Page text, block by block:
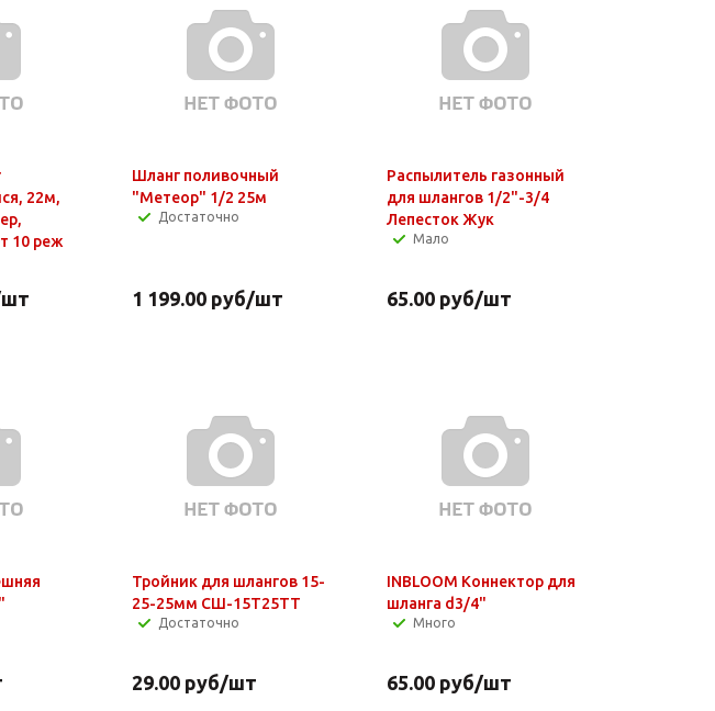
22м,
10 реж
Шланг поливочный
"Метеор" 1/2 25м
Достаточно
1 199.00 руб/шт
Распылитель газонный
для шлангов 1/2"-3/4
Лепесток Жук
Мало
65.00руб/шт
Тройник для шлангов 15-
25-25мм СШ-15Т25ТТ
Достаточно
29.00 руб/шт
INBLOOM Коннектор для
шланга d3/4"
Много
65.00руб/шт